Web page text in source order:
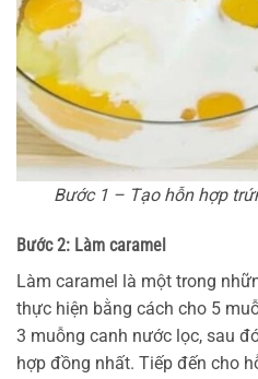
Bước 1 – Tạo hỗn hợp
Bước 2: Làm caramel
Làm caramel là một trong
thực hiện bằng cách cho 5
3 muỗng canh nước lọc, sau
hợp đồng nhất. Tiếp đến cho